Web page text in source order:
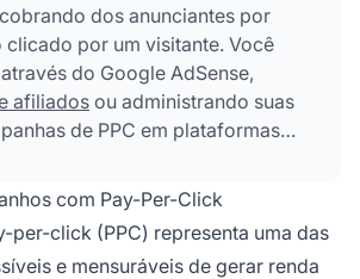
dos anunciantes por
clicado por um visitante. Você
do Google AdSense,
afiliadosou administrando suas
de PPC em plataformas
com Pay-Per-Click
per-click (PPC) representa uma das
e mensuráveis de gerar renda